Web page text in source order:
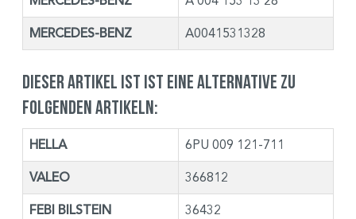
MERCEDES-BENZ A0041531328
Dieser Artikel ist ist eine Alternative zu
folgenden Artikeln:
HELLA 6PU 009 121-711
VALEO 366812
FEBI BILSTEIN 36432